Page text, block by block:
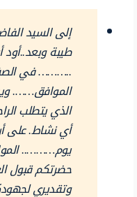
إلى السيد
طيبة وبعد..أود
..……… في
الموافق…….
الذي يتطلب
أي نشاط. على
يوم………..
حضرتكم قبول
وتقديري